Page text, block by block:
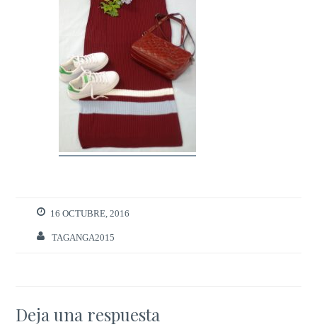
16 OCTUBRE, 2016
TAGANGA2015
Deja una respuesta